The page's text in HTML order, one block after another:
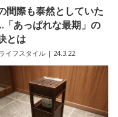
間際も泰然としていた
「あっぱれな最期」の
とは
ライフスタイル | 24.3.22